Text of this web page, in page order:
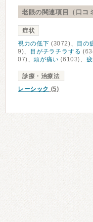
老眼の関連項目（口コ
症状
視力の低下 (3072)、 目の
9)、
目がチラチラする
07)、頭が痛い (6103)、
診療・治療法
レーシック (5)